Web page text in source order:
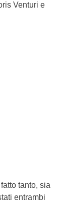
Venturi e
tanto, sia
entrambi